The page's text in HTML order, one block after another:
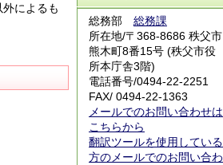
によるも
総務部 総務課
所在地/〒368-8686 秩父市
熊木町8番15号 (秩父市役
所本庁舎3階)
電話番号/0494-22-2251
FAX/ 0494-22-1363
メールでのお問い合わせは
こちらから
翻訳ツールを使用している
方のメールでのお問い合わ